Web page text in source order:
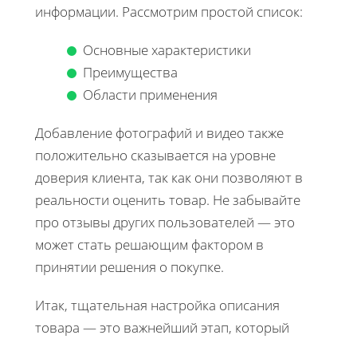
информации. Рассмотрим простой список:
Основные характеристики
Преимущества
Области применения
Добавление фотографий и видео также
положительно сказывается на уровне
доверия клиента, так как они позволяют в
реальности оценить товар. Не забывайте
про отзывы других пользователей — это
может стать решающим фактором в
принятии решения о покупке.
Итак, тщательная настройка описания
товара — это важнейший этап, который